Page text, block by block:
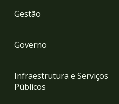
Gestão
Governo
Infraestrutura e Serviços
Públicos